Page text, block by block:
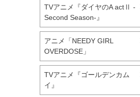
TVアニメ『ダイヤのA actⅡ -
Second Season-』
アニメ「NEEDY GIRL
OVERDOSE」
TVアニメ『ゴールデンカム
イ』